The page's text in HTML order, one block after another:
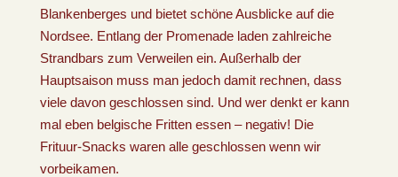
Blankenberges und bietet schöne Ausblicke auf die
Nordsee. Entlang der Promenade laden zahlreiche
Strandbars zum Verweilen ein. Außerhalb der
Hauptsaison muss man jedoch damit rechnen, dass
viele davon geschlossen sind. Und wer denkt er kann
mal eben belgische Fritten essen – negativ! Die
Frituur-Snacks waren alle geschlossen wenn wir
vorbeikamen.